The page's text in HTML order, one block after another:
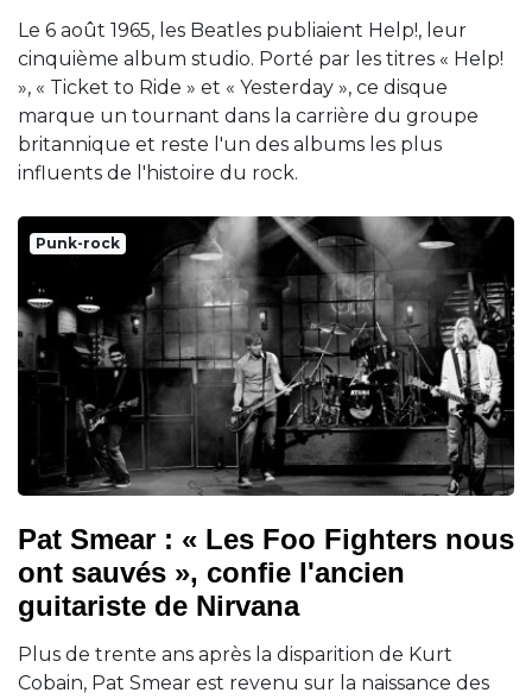
Le 6 août 1965, les Beatles publiaient Help!, leur
cinquième album studio. Porté par les titres « Help!
», « Ticket to Ride » et « Yesterday », ce disque
marque un tournant dans la carrière du groupe
britannique et reste l'un des albums les plus
influents de l'histoire du rock.
Punk-rock
Pat Smear : « Les Foo Fighters nous
ont sauvés », confie l'ancien
guitariste de Nirvana
Plus de trente ans après la disparition de Kurt
Cobain, Pat Smear est revenu sur la naissance des